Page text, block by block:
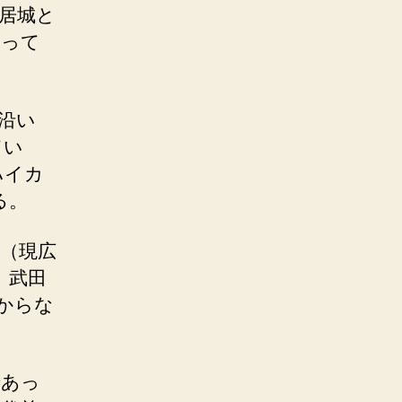
城と
て
い
カ
現広
武田
らな
っ